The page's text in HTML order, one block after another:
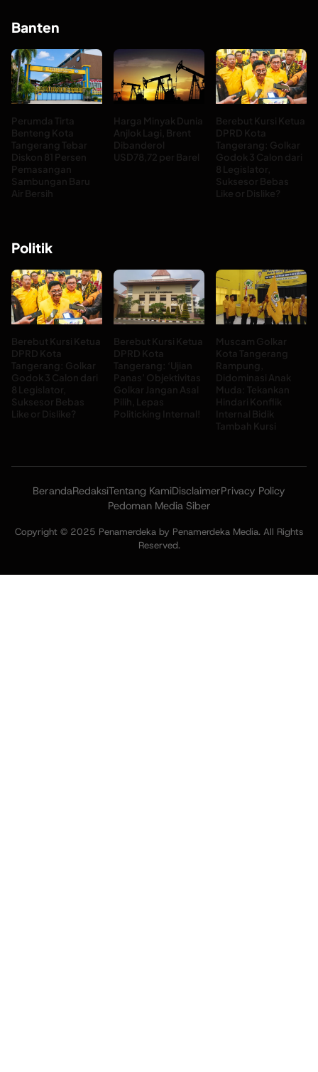
Banten
Perumda Tirta
Benteng Kota
Tangerang Tebar
Diskon 81 Persen
Pemasangan
Sambungan Baru
Air Bersih
Harga Minyak Dunia
Anjlok Lagi, Brent
Dibanderol
USD78,72 per Barel
Berebut Kursi Ketua
DPRD Kota
Tangerang: Golkar
Godok 3 Calon dari
8 Legislator,
Suksesor Bebas
Like or Dislike?
Politik
Berebut Kursi Ketua
DPRD Kota
Tangerang: Golkar
Godok 3 Calon dari
8 Legislator,
Suksesor Bebas
Like or Dislike?
Berebut Kursi Ketua
DPRD Kota
Tangerang: ‘Ujian
Panas’ Objektivitas
Golkar Jangan Asal
Pilih, Lepas
Politicking Internal!
Muscam Golkar
Kota Tangerang
Rampung,
Didominasi Anak
Muda: Tekankan
Hindari Konflik
Internal Bidik
Tambah Kursi
BerandaRedaksiTentang KamiDisclaimerPrivacy Policy
Pedoman Media Siber
Copyright © 2025 Penamerdeka by Penamerdeka Media. All Rights
Reserved.